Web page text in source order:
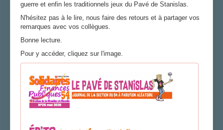
guerre et enfin les traditionnels jeux du Pavé de Stanislas.
N'hésitez pas à le lire, nous faire des retours et à partager vos
remarques avec vos collègues.
Bonne lecture.
Pour y accéder, cliquez sur l'image.